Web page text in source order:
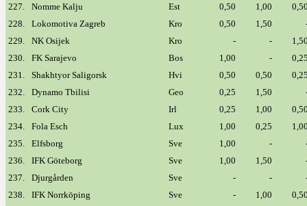
227.
Nomme Kalju Est 0,50 1,00
228.
Lokomotiva Zagreb Kro 0,50 1,50
229.
NK Osijek Kro - -
230.
FK Sarajevo Bos 1,00 -
231.
Shakhtyor Saligorsk Hvi 0,50 0,50
232.
Dynamo Tbilisi Geo 0,25 1,50
233.
Cork City Irl 0,25 1,00
234.
Fola Esch Lux 1,00 0,25
235.
Elfsborg Sve 1,00 -
236.
IFK Göteborg Sve 1,00 1,50
237.
Djurgården Sve - -
238.
IFK Norrköping Sve - 1,00